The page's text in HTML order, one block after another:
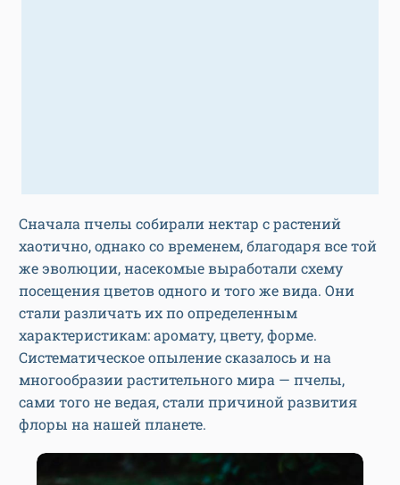
Сначала пчелы собирали нектар с растений
хаотично, однако со временем, благодаря все той
же эволюции, насекомые выработали схему
посещения цветов одного и того же вида. Они
стали различать их по определенным
характеристикам: аромату, цвету, форме.
Систематическое опыление сказалось и на
многообразии растительного мира — пчелы,
сами того не ведая, стали причиной развития
флоры на нашей планете.